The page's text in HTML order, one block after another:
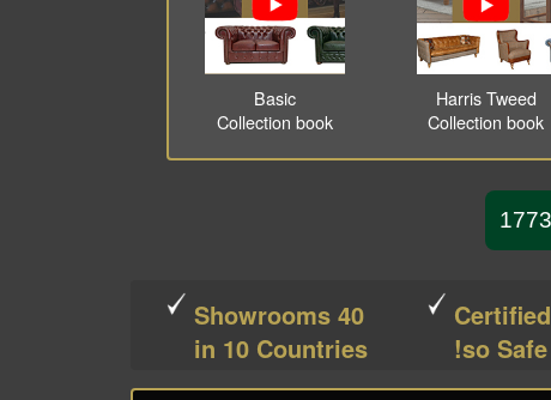
Basic
Collection book
Harris Tweed
Collection book
40 Showrooms
in 10 Countries
Certified
so Safe!